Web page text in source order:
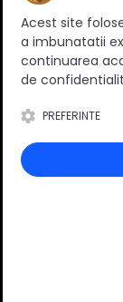
Ratingul
Acest site
a imbunatatii
continuarea
de
PREFERINTE